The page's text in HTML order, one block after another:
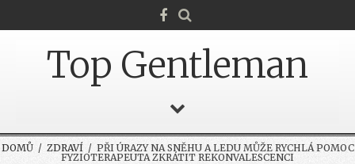
Top Gentleman
DOMŮ/ ZDRAVÍ/ PŘI ÚRAZY NA SNĚHU A LEDU MŮŽE RYCHLÁ POMOC
FYZIOTERAPEUTA ZKRÁTIT REKONVALESCENCI